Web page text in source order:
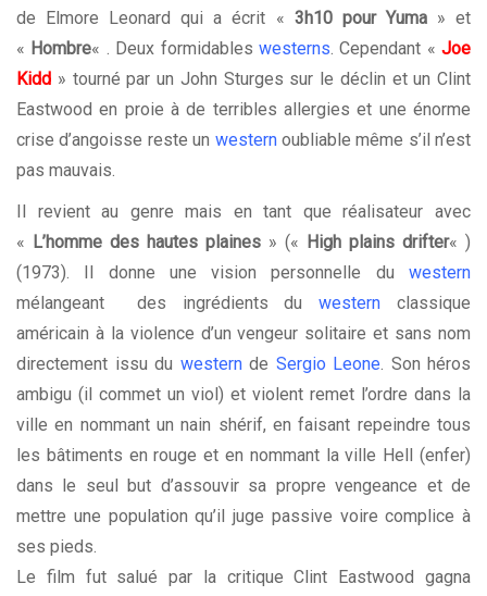
de Elmore Leonard qui a écrit « 3h10 pour Yuma» et
« Hombre« . Deux formidables westerns. Cependant « Joe
Kidd » tourné par un John Sturges sur le déclin et un Clint
Eastwood en proie à de terribles allergies et une énorme
crise d’angoisse reste un westernoubliable même s’il n’est
pas mauvais.
Il revient au genre mais en tant que réalisateur avec
« L’homme des hautes plaines » (« High plains drifter« )
(1973). Il donne une vision personnelle du western
mélangeant des ingrédients duwestern classique
américain à la violence d’un vengeur solitaire et sans nom
directement issu du westernde Sergio Leone. Son héros
ambigu (il commet un viol) et violent remet l’ordre dans la
ville en nommant un nain shérif, en faisant repeindre tous
les bâtiments en rouge et en nommant la ville Hell (enfer)
dans le seul but d’assouvir sa propre vengeance et de
mettre une population qu’il juge passive voire complice à
ses pieds.
Le film fut salué par la critique Clint Eastwood gagna